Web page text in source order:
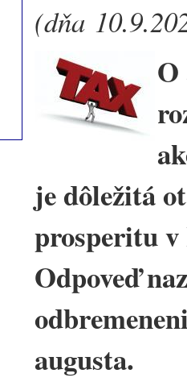
(dňa
O
je dôležitá
prosperitu v
Odpoveď
augusta.